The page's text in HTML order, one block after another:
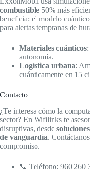
combustible 50% más
beneficia: el modelo
para alertas tempranas de
Materiales cuánticos
autonomía.
Logística urbana:
cuánticamente en 15
Contacto
¿Te interesa cómo la
sector? En Wifilinks te
disruptivas, desde
de vanguardia.
compromiso.
📞 Teléfono: 960 260